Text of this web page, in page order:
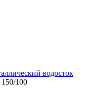
водосток
100